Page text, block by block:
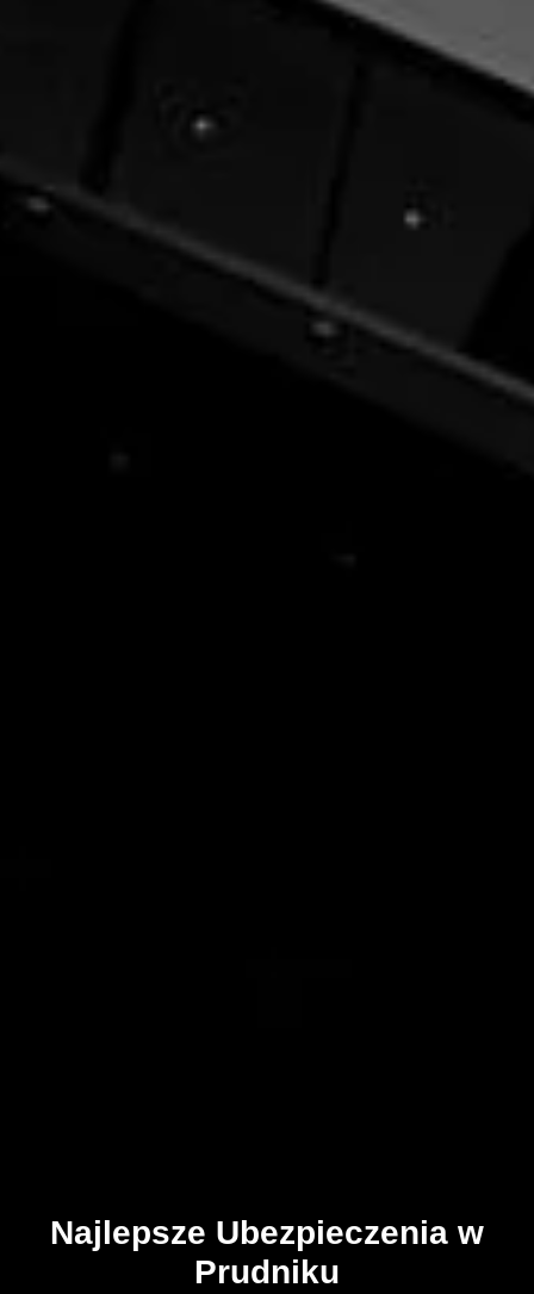
Najlepsze Ubezpieczenia w
Prudniku